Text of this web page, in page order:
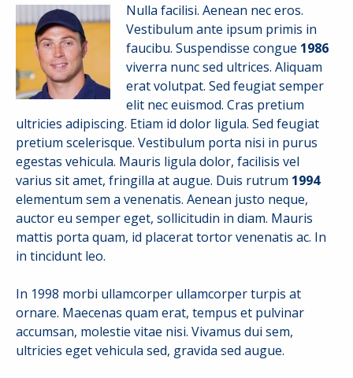
Nulla facilisi. Aenean nec eros.
Vestibulum ante ipsum primis in
faucibu. Suspendisse congue 1986
viverra nunc sed ultrices. Aliquam
erat volutpat. Sed feugiat semper
elit nec euismod. Cras pretium
ultricies adipiscing. Etiam id dolor ligula. Sed feugiat
pretium scelerisque. Vestibulum porta nisi in purus
egestas vehicula. Mauris ligula dolor, facilisis vel
varius sit amet, fringilla at augue. Duis rutrum 1994
elementum sem a venenatis. Aenean justo neque,
auctor eu semper eget, sollicitudin in diam. Mauris
mattis porta quam, id placerat tortor venenatis ac. In
in tincidunt leo.
In 1998 morbi ullamcorper ullamcorper turpis at
ornare. Maecenas quam erat, tempus et pulvinar
accumsan, molestie vitae nisi. Vivamus dui sem,
ultricies eget vehicula sed, gravida sed augue.